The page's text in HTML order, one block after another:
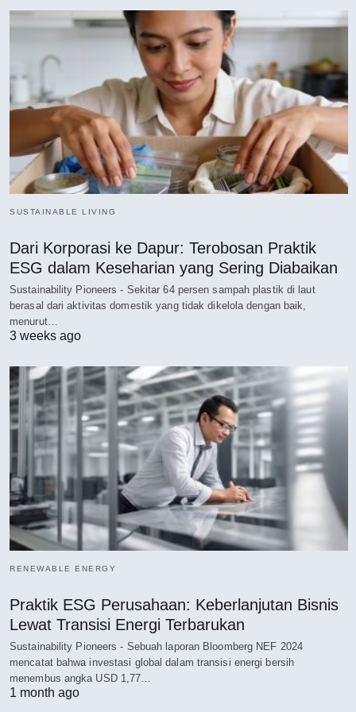
SUSTAINABLE LIVING
Dari Korporasi ke Dapur: Terobosan Praktik
ESG dalam Keseharian yang Sering Diabaikan
Sustainability Pioneers - Sekitar 64 persen sampah plastik di laut
berasal dari aktivitas domestik yang tidak dikelola dengan baik,
menurut…
3 weeks ago
RENEWABLE ENERGY
Praktik ESG Perusahaan: Keberlanjutan Bisnis
Lewat Transisi Energi Terbarukan
Sustainability Pioneers - Sebuah laporan Bloomberg NEF 2024
mencatat bahwa investasi global dalam transisi energi bersih
menembus angka USD 1,77…
1 month ago